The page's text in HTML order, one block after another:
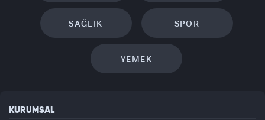
SAĞLIK SPOR
YEMEK
KURUMSAL